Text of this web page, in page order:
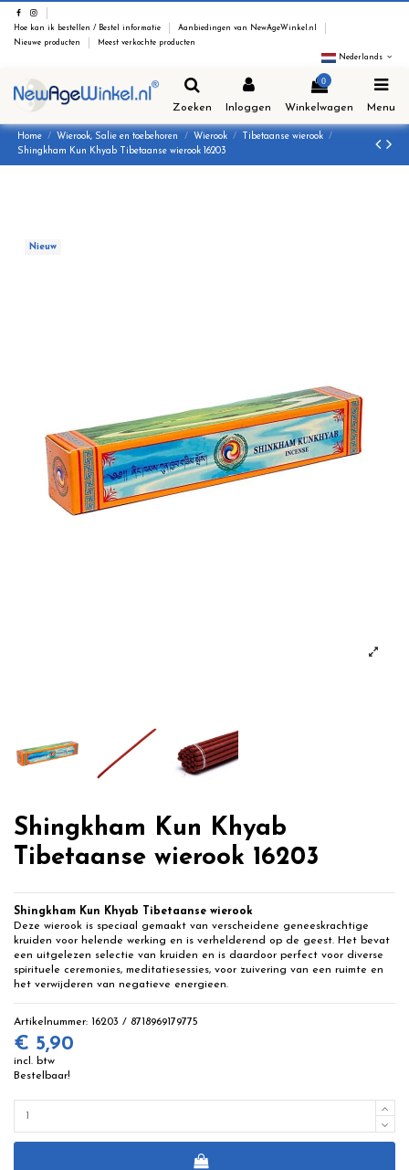
Hoe kan ik bestellen / Bestel informatie
Aanbiedingen van NewAgeWinkel.nl
Nieuwe producten
Meest verkochte producten
Nederlands
Zoeken Inloggen
0
Winkelwagen Menu
Home Wierook, Salie en toebehoren Wierook
Tibetaanse wierook
Shingkham Kun Khyab Tibetaanse wierook 16203
Nieuw
Shingkham Kun Khyab
Tibetaanse wierook 16203
Shingkham Kun Khyab Tibetaanse wierook
Deze wierook is speciaal gemaakt van verscheidene geneeskrachtige
kruiden voor helende werking en is verhelderend op de geest. Het bevat
een uitgelezen selectie van kruiden en is daardoor perfect voor diverse
spirituele ceremonies, meditatiesessies, voor zuivering van een ruimte en
het verwijderen van negatieve energieen.
Artikelnummer: 16203 / 8718969179775
€ 5,90
incl. btw
Bestelbaar!